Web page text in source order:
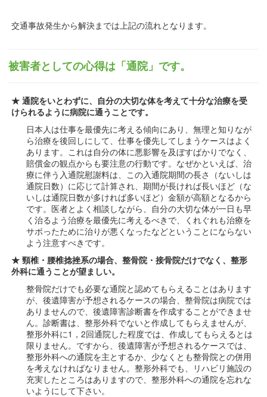
交通事故発生から解決までは上記の流れとなります。
被害者としての心得は「通院」です。
★ 通院をいとわずに、自分の大切な体を考えて十分な治療を受
けられるように病院に通うことです。
日本人は仕事を最優先に考える傾向にあり、無理と知りなが
ら治療を後回しにして、仕事を優先してしまうケースはよく
あります。これは自分の体に悪影響を及ぼすばかりでなく、
賠償金の観点からも要注意の行動です。なぜかといえば、治
療に伴う入通院慰謝料は、この入通院期間の長さ（ないしは
通院日数）に応じて計算され、期間が長ければ長いほど（な
いしは通院日数が多ければ多いほど）金額が高額となるから
です。医者とよく相談しながら、自分の大切な体が一日も早
く治るよう治療を最優先に考えるべきで、くれぐれも治療を
サボったために治りが悪くなったなどということにならない
よう注意すべきです。
★ 頸椎・腰椎捻挫系の場合、整骨院・接骨院だけでなく、整形
外科に通うことが望ましい。
整骨院だけでも必要な通院と認めてもらえることはあります
が、後遺障害が予想されるケースの場合、整骨院は病院では
ありませんので、後遺障害診断書を作成することができませ
ん。診断書は、整形外科でないと作成してもらえませんが、
整形外科に1，2回通院した程度では、作成してもらえるとは
限りません。ですから、後遺障害が予想されるケースでは、
整形外科への通院を主とするか、少なくとも整骨院との併用
を考えなければなりません。整形外科でも、リハビリ施設の
充実したところはありますので、整形外科への通院を忘れな
いようにして下さい。